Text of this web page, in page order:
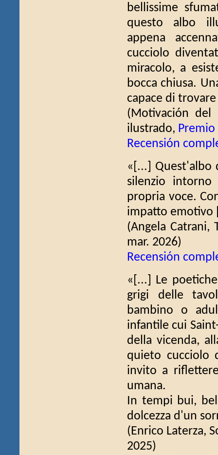
bellissime
questo albo
appena
cucciolo
miracolo, a
bocca chiusa.
capace di
(Motivación
ilustrado, Premio
Recensión
«[...] Quest'albo
silenzio intorno
propria voce.
impatto emotivo
(Angela
mar. 2026)
Recensión
«[...] Le
grigi delle
bambino o
infantile cui
della vicenda,
quieto cucciolo
invito a
umana.
In tempi bui,
dolcezza d'un
(Enrico Laterza,
2025)